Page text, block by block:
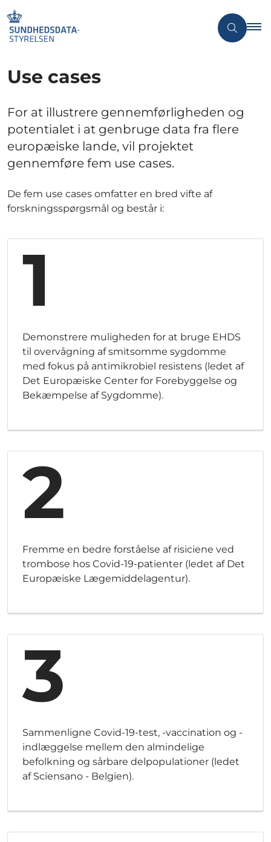
Use cases
For at illustrere gennemførligheden og
potentialet i at genbruge data fra flere
europæiske lande, vil projektet
gennemføre fem use cases.
De fem use cases omfatter en bred vifte af
forskningsspørgsmål og består i:
1
Demonstrere muligheden for at bruge EHDS
til overvågning af smitsomme sygdomme
med fokus på antimikrobiel resistens (ledet af
Det Europæiske Center for Forebyggelse og
Bekæmpelse af Sygdomme).
2
Fremme en bedre forståelse af risiciene ved
trombose hos Covid-19-patienter (ledet af Det
Europæiske Lægemiddelagentur).
3
Sammenligne Covid-19-test, -vaccination og -
indlæggelse mellem den almindelige
befolkning og sårbare delpopulationer (ledet
af Sciensano - Belgien).